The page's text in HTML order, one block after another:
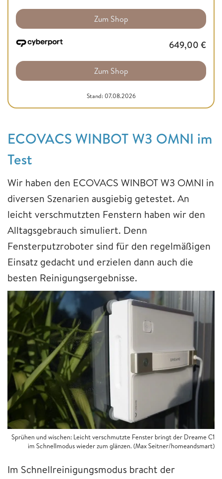
Zum Shop
649,00 €
Zum Shop
Stand: 07.08.2026
ECOVACS WINBOT W3 OMNI im
Test
Wir haben den ECOVACS WINBOT W3 OMNI in
diversen Szenarien ausgiebig getestet. An
leicht verschmutzten Fenstern haben wir den
Alltagsgebrauch simuliert. Denn
Fensterputzroboter sind für den regelmäßigen
Einsatz gedacht und erzielen dann auch die
besten Reinigungsergebnisse.
Sprühen und wischen: Leicht verschmutzte Fenster bringt der Dreame C1
im Schnellmodus wieder zum glänzen. (Max Seitner/homeandsmart)
Im Schnellreinigungsmodus bracht der